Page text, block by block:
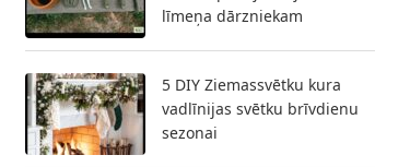
līmeņa dārzniekam
5 DIY Ziemassvētku kura
vadlīnijas svētku brīvdienu
sezonai